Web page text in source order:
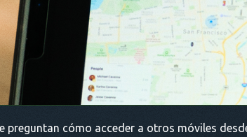
preguntan cómo acceder a otros móviles